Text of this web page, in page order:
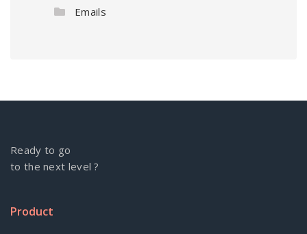
Emails
Ready to go
to the next level ?
Product